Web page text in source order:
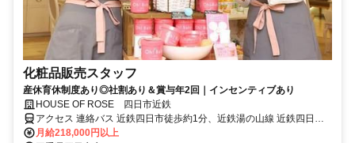
化粧品販売スタッフ
産休育休制度あり◎社割あり＆賞与年2回｜インセンティブあり
HOUSE OF ROSE 四日市近鉄
アクセス 連絡バス 近鉄四日市徒歩約1分、近鉄湯の山線 近鉄四日市
西口徒歩約2分、四日市あすなろう鉄道内部線 あすなろう四日市徒歩
月給218,000円以上